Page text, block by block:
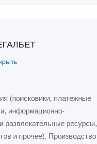
(поисковики, платежные
информационно-
развлекательные ресурсы,
и прочее), Производство